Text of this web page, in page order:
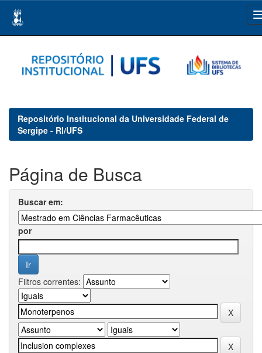
navigation
Repositório Institucional da Universidade Federal de
Sergipe - RI/UFS
Página de Busca
Buscar em:
por
Filtros correntes: